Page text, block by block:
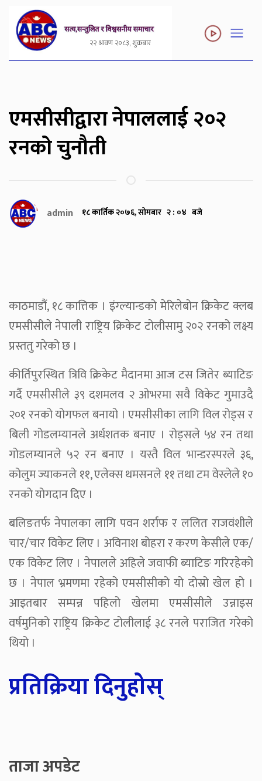
२२ श्रावण २०८३, शुक्रबार
एमसीसीद्वारा नेपाललाई २०२
रनको चुनौती
admin १८ कार्तिक २०७६, सोमबार २ : ०४ बजे
काठमाडौं, १८ कात्तिक । इंग्ल्यान्डको मेरिलेबोन क्रिकेट क्लब
एमसीसीले नेपाली राष्ट्रिय क्रिकेट टोलीसामु २०२ रनको लक्ष्य
प्रस्ततु गरेको छ ।
कीर्तिपुरस्थित त्रिवि क्रिकेट मैदानमा आज टस जितेर ब्याटिङ
गर्दै एमसीसीले ३९ दशमलव २ ओभरमा सवै विकेट गुमाउदै
२०१ रनको योगफल बनायो । एमसीसीका लागि विल रोड्स र
बिली गोडलम्यानले अर्धशतक बनाए । रोड्सले ५४ रन तथा
गोडलम्यानले ५२ रन बनाए । यस्तै विल भान्डरस्परले ३६,
कोलुम ज्याकनले ११, एलेक्स थमसनले ११ तथा टम वेस्लेले १०
रनको योगदान दिए ।
बलिङतर्फ नेपालका लागि पवन शर्राफ र ललित राजवंशीले
चार/चार विकेट लिए । अविनाश बोहरा र करण केसीले एक/
एक विकेट लिए । नेपालले अहिले जवाफी ब्याटिङ गरिरहेको
छ । नेपाल भ्रमणमा रहेको एमसीसीको यो दोस्रो खेल हो ।
आइतबार सम्पन्न पहिलो खेलमा एमसीसीले उन्नाइस
वर्षमुनिको राष्ट्रिय क्रिकेट टोलीलाई ३८ रनले पराजित गरेको
थियो ।
प्रतिक्रिया दिनुहोस्
ताजा अपडेट